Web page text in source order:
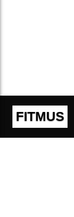
FITMUS